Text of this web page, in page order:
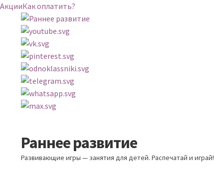
АкцииКак оплатить?
Перейти
к
навигации
Перейти
к
содержимому
Раннее развитие
Развивающие игры — занятия для детей. Распечатай и играй!